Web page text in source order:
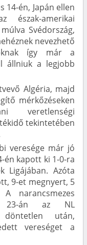
14-én, Japán ellen
észak-amerikai
Svédország,
nevezhető
így már a
állniuk a legjobb
Algéria, majd
mérkőzéseken
veretlenségi
tekintetében
veresége már jó
én kapott ki 1-0-ra
Ligájában. Azóta
9-et megnyert, 5
narancsmezes
23-án az NL
döntetlen után,
vereséget a